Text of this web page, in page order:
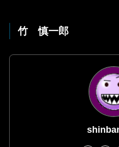
竹 慎一郎